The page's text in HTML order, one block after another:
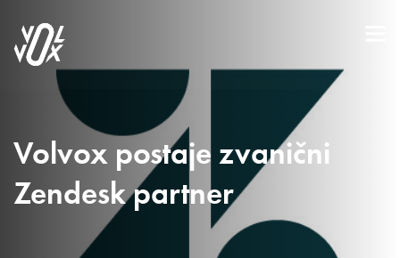
Volvox postaje zvanični
Zendesk partner